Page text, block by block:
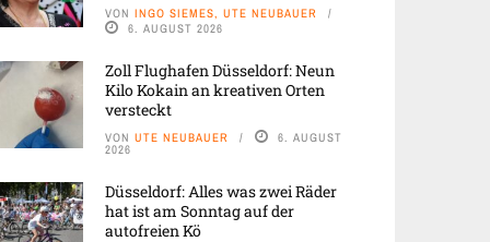
VON INGO SIEMES, UTE NEUBAUER
6. AUGUST 2026
Zoll Flughafen Düsseldorf: Neun
Kilo Kokain an kreativen Orten
versteckt
VON UTE NEUBAUER 6. AUGUST
2026
Düsseldorf: Alles was zwei Räder
hat ist am Sonntag auf der
autofreien Kö